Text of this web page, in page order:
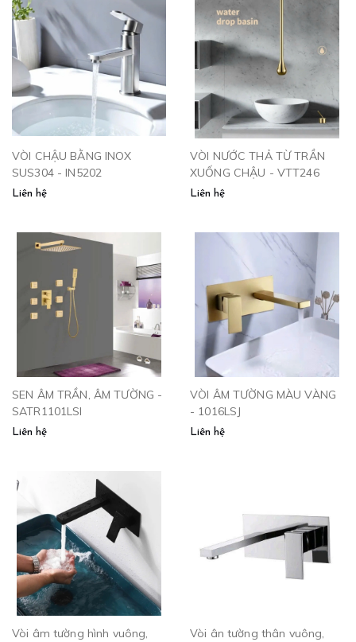
VÒI CHẬU BẰNG INOX
SUS304 - IN5202
Liên hệ
VÒI NƯỚC THẢ TỪ TRẦN
XUỐNG CHẬU - VTT246
Liên hệ
SEN ÂM TRẦN, ÂM TƯỜNG -
SATR1101LSI
Liên hệ
VÒI ÂM TƯỜNG MÀU VÀNG
- 1016LSJ
Liên hệ
Vòi âm tường hình vuông,
Vòi ân tường thân vuông,